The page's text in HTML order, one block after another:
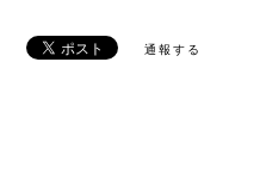
通報する